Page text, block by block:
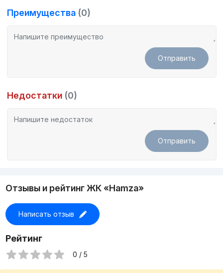
скоростных лифтов. В местах общего пользования
завершены штукатурные работы. В квартирах
дверь, двухконтурный котел отопления, радиаторы, полы
Преимущества (0)
Отправить
Недостатки (0)
Отправить
Отзывы и рейтинг ЖК «Hamza»
Написать отзыв
Рейтинг
0 / 5